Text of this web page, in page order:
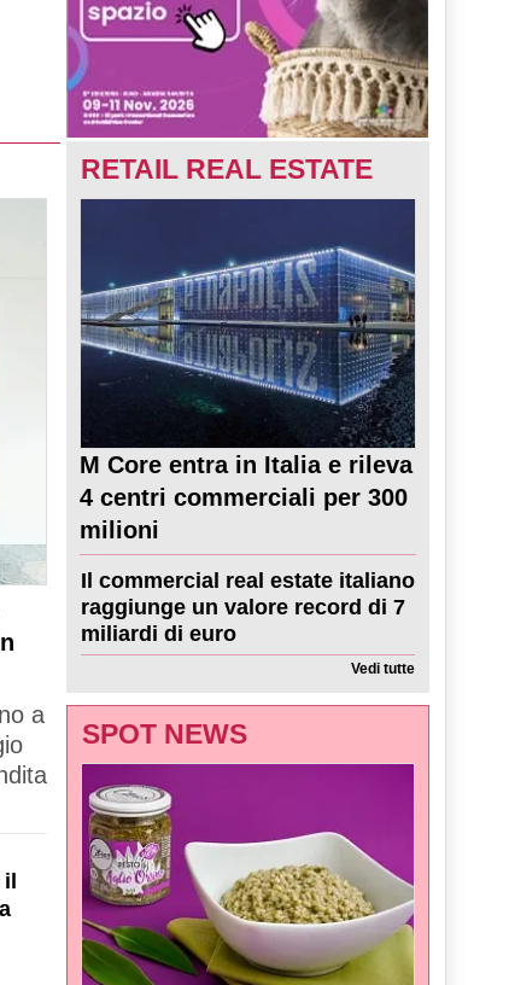
a
RETAIL REAL ESTATE
M Core entra in Italia e rileva
4 centri commerciali per 300
milioni
Il commercial real estate italiano
raggiunge un valore record di 7
miliardi di euro
Vedi tutte
SPOT NEWS